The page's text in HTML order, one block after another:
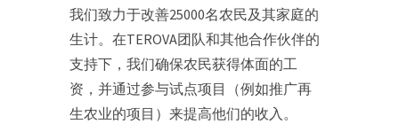
我们致力于改善25000名农民及其家庭的
生计。在TEROVA团队和其他合作伙伴的
支持下，我们确保农民获得体面的工
资，并通过参与试点项目（例如推广再
生农业的项目）来提高他们的收入。